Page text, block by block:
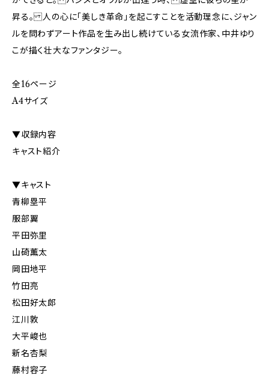
昇る。 人の心に「美しき革命」を起こすことを活動理念に、ジャン
ルを問わずアート作品を生み出し続けている女流作家、中井ゆり
こが描く壮大なファンタジー。
全16ページ
A4サイズ
▼収録内容
キャスト紹介
▼キャスト
青柳塁平
服部翼
平田弥里
山碕薫太
岡田地平
竹田亮
松田好太郎
江川敦
大平峻也
新名杏梨
藤村容子